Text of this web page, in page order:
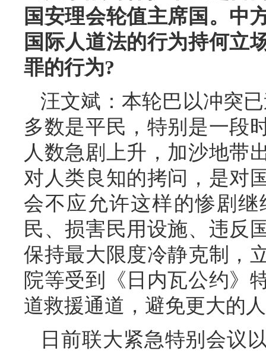
国安理会轮值主席国。中
国际人道法的行为持何立
罪的行为?
汪文斌：本轮巴以冲突
多数是平民，特别是一段
人数急剧上升，加沙地带
对人类良知的拷问，是对
会不应允许这样的惨剧
民、损害民用设施、违反
保持最大限度冷静克制，
院等受到《日内瓦公约》
道救援通道，避免更大的
日前联大紧急特别会议